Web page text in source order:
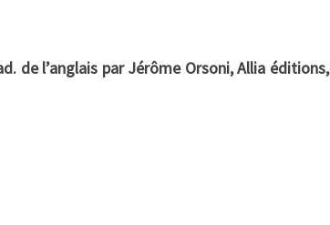
de l’anglais par Jérôme Orsoni, Allia éditions,